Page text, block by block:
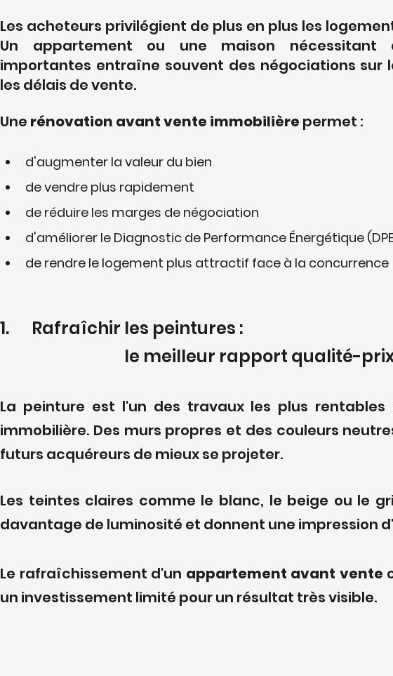
Les acheteurs privilégient de plus en plus les
Un appartement ou une maison nécessitant
importantes entraîne souvent des négociations sur
les délais de vente.
Une rénovation avant vente immobilière permet :
d'augmenter la valeur du bien
de vendre plus rapidement
de réduire les marges de négociation
d'améliorer le Diagnostic de Performance Énergétique
de rendre le logement plus attractif face à la concurrence
1.	 Rafraîchir les peintures :
le meilleur rapport qualité-
La peinture est l'un des travaux les plus
immobilière. Des murs propres et des couleurs
futurs acquéreurs de mieux se projeter.
Les teintes claires comme le blanc, le beige ou le
davantage de luminosité et donnent une impression
Le rafraîchissement d'un appartement avant vente
un investissement limité pour un résultat très visible.